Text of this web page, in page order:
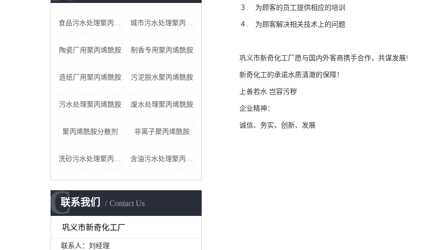
食品污水处理聚丙烯酰胺 城市污水处理聚丙烯酰胺
陶瓷厂用聚丙烯酰胺 制香专用聚丙烯酰胺
造纸厂用聚丙烯酰胺 污泥脱水聚丙烯酰胺
污水处理聚丙烯酰胺 废水处理聚丙烯酰胺
聚丙烯酰胺分散剂 非离子聚丙烯酰胺
洗砂污水处理聚丙烯酰胺 含油污水处理聚丙烯酰胺
联系我们 Contact Us
C
C
巩义市新奇化工厂
联系人：刘经理
３. 为顾客的员工提供相应的培训
４. 为顾客解决相关技术上的问题
巩义市新奇化工厂愿与国内外客商携手合作，共谋发展!
新奇化工的承诺水质清澈的保障！
上善若水 岂容污秽
企业精神：
诚信、务实、创新、发展